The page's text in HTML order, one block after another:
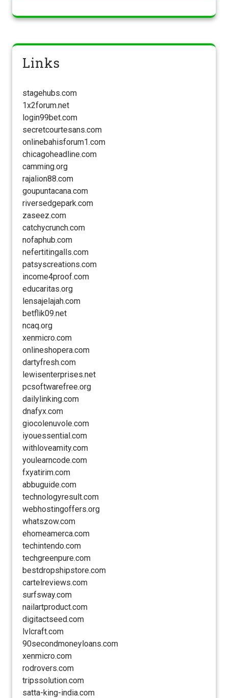
Links
stagehubs.com
1x2forum.net
login99bet.com
secretcourtesans.com
onlinebahisforum1.com
chicagoheadline.com
camming.org
rajalion88.com
goupuntacana.com
riversedgepark.com
zaseez.com
catchycrunch.com
nofaphub.com
nefertitingalls.com
patsyscreations.com
income4proof.com
educaritas.org
lensajelajah.com
betflik09.net
ncaq.org
xenmicro.com
onlineshopera.com
dartyfresh.com
lewisenterprises.net
pcsoftwarefree.org
dailylinking.com
dnafyx.com
giocolenuvole.com
iyouessential.com
withloveamity.com
youlearncode.com
fxyatirim.com
abbuguide.com
technologyresult.com
webhostingoffers.org
whatszow.com
ehomeamerca.com
techintendo.com
techgreenpure.com
bestdropshipstore.com
cartelreviews.com
surfsway.com
nailartproduct.com
digitactseed.com
lvlcraft.com
90secondmoneyloans.com
xenmicro.com
rodrovers.com
tripssolution.com
satta-king-india.com